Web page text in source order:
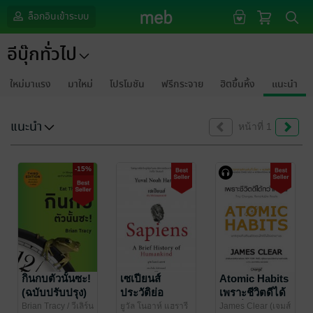
ล็อกอินเข้าระบบ
อีบุ๊กทั่วไป
ใหม่มาแรง มาใหม่ โปรโมชัน ฟรีกระจาย ฮิตขึ้นหิ้ง แนะนำ
แนะนำ หน้าที่ 1
-15%
กินกบตัวนั้นซะ!
(ฉบับปรับปรุง)
(Eat That
Brian Tracy / วีเลิร์น
เซเปียนส์
ประวัติย่อ
มนุษยชาติ :
ยูวัล โนอาห์ แฮรารี
Atomic Habits
เพราะชีวิตดีได้
กว่าที่เป็น
James Clear (เจมส์